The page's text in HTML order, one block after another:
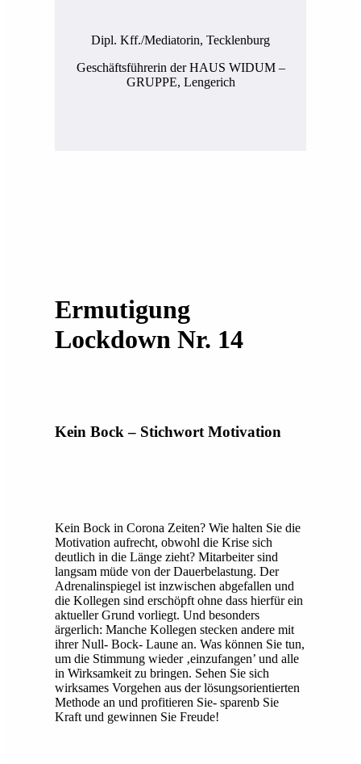
Dipl. Kff./Mediatorin, Tecklenburg
Geschäftsführerin der HAUS WIDUM –
GRUPPE, Lengerich
Ermutigung
Lockdown Nr. 14
Kein Bock – Stichwort Motivation
Kein Bock in Corona Zeiten? Wie halten Sie die
Motivation aufrecht, obwohl die Krise sich
deutlich in die Länge zieht? Mitarbeiter sind
langsam müde von der Dauerbelastung. Der
Adrenalinspiegel ist inzwischen abgefallen und
die Kollegen sind erschöpft ohne dass hierfür ein
aktueller Grund vorliegt. Und besonders
ärgerlich: Manche Kollegen stecken andere mit
ihrer Null- Bock- Laune an. Was können Sie tun,
um die Stimmung wieder ‚einzufangen’ und alle
in Wirksamkeit zu bringen. Sehen Sie sich
wirksames Vorgehen aus der lösungsorientierten
Methode an und profitieren Sie- sparenb Sie
Kraft und gewinnen Sie Freude!